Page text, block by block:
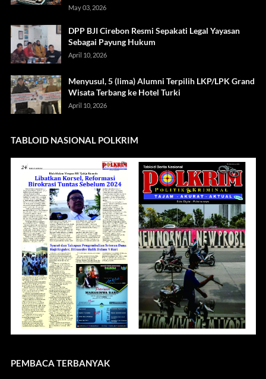
May 03, 2026
DPP BJI Cirebon Resmi Sepakati Legal Yayasan
Sebagai Payung Hukum
April 10, 2026
Menyusul, 5 (lima) Alumni Terpilih LKP/LPK Grand
Wisata Terbang ke Hotel Turki
April 10, 2026
TABLOID NASIONAL POLKRIM
PEMBACA TERBANYAK